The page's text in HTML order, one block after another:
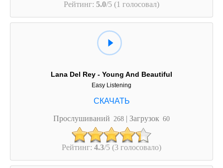
Рейтинг: 5.0/5 (1 голосовал)
Lana Del Rey - Young And Beautiful
Easy Listening
Прослушиваний 268 | Загрузок 60
Рейтинг: 4.3/5 (3 голосовало)